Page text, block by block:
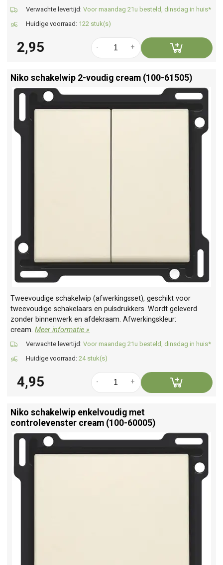
Verwachte levertijd: Voor maandag 21u besteld, dinsdag in huis*
Huidige voorraad: 122 stuk(s)
2,95 +
-
Niko schakelwip 2-voudig cream (100-61505)
Tweevoudige schakelwip (afwerkingsset), geschikt voor
tweevoudige schakelaars en pulsdrukkers. Wordt geleverd
zonder binnenwerk en afdekraam. Afwerkingskleur:
cream.Meer informatie »
Verwachte levertijd: Voor maandag 21u besteld, dinsdag in huis*
Huidige voorraad: 24 stuk(s)
4,95 +
-
Niko schakelwip enkelvoudig met
controlevenster cream (100-60005)